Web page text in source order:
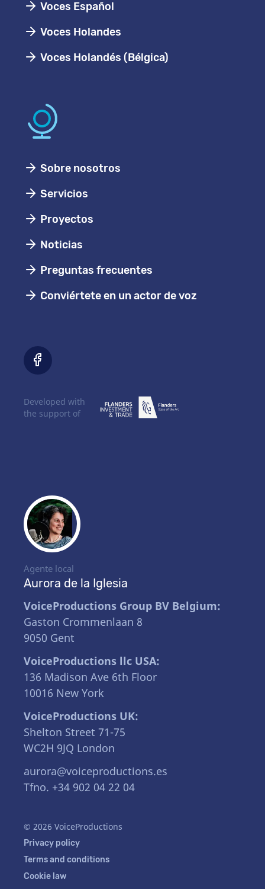
Voces Español
Voces Holandes
Voces Holandés (Bélgica)
Sobre nosotros
Servicios
Proyectos
Noticias
Preguntas frecuentes
Conviértete en un actor de voz
Agente local
Aurora de la Iglesia
VoiceProductions Group BV Belgium:
Gaston Crommenlaan 8
9050 Gent
VoiceProductions llc USA:
136 Madison Ave 6th Floor
10016 New York
VoiceProductions UK:
Shelton Street 71-75
WC2H 9JQ London
aurora@voiceproductions.es
Tfno. +34 902 04 22 04
© 2026 VoiceProductions
Privacy policy
Terms and conditions
Cookie law
Developed with
the support of